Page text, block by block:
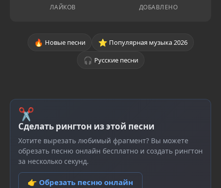
ЛАЙКОВ ДОБАВЛЕНО
🔥 Новые песни ⭐ Популярная музыка 2026
🎧 Русские песни
✂
Сделать рингтон из этой песни
Хотите вырезать любимый фрагмент? Вы можете
обрезать песню онлайн бесплатно и создать рингтон
за несколько секунд.
👉 Обрезать песню онлайн